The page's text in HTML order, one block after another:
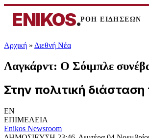
ENIKOS.ΡΟΗ ΕΙΔΗΣΕΩΝ
Αρχική » Διεθνή Νέα
Λαγκάρντ: Ο Σόιμπλε
Στην πολιτική
EN
ΕΠΙΜΕΛΕΙΑ
Enikos Newsroom